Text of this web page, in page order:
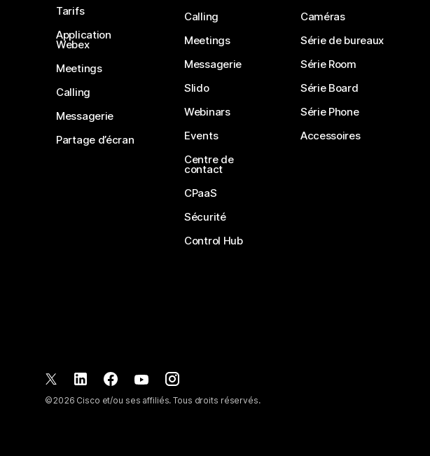
Tarifs
Application
Webex
Meetings
Calling
Messagerie
Partage d’écran
Calling
Meetings
Messagerie
Slido
Webinars
Events
Centre de
contact
CPaaS
Sécurité
Control Hub
Caméras
Série de bureaux
Série Room
Série Board
Série Phone
Accessoires
©2026 Cisco et/ou ses affiliés. Tous droits réservés.